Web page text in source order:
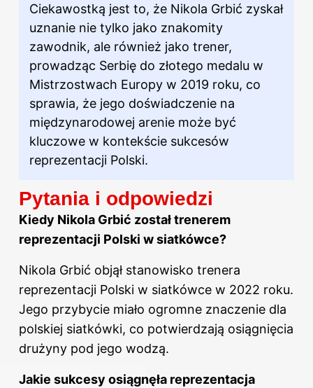
Ciekawostką jest to, że Nikola Grbić zyskał
uznanie nie tylko jako znakomity
zawodnik, ale również jako trener,
prowadząc Serbię do złotego medalu w
Mistrzostwach Europy w 2019 roku, co
sprawia, że jego doświadczenie na
międzynarodowej arenie może być
kluczowe w kontekście sukcesów
reprezentacji Polski.
Pytania i odpowiedzi
Kiedy Nikola Grbić został trenerem
reprezentacji Polski w siatkówce?
Nikola Grbić objął stanowisko trenera
reprezentacji Polski w siatkówce w 2022 roku.
Jego przybycie miało ogromne znaczenie dla
polskiej siatkówki, co potwierdzają osiągnięcia
drużyny pod jego wodzą.
Jakie sukcesy osiągnęła reprezentacja